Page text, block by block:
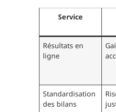
Service
Résultats en
ligne
Standardisation
des bilans